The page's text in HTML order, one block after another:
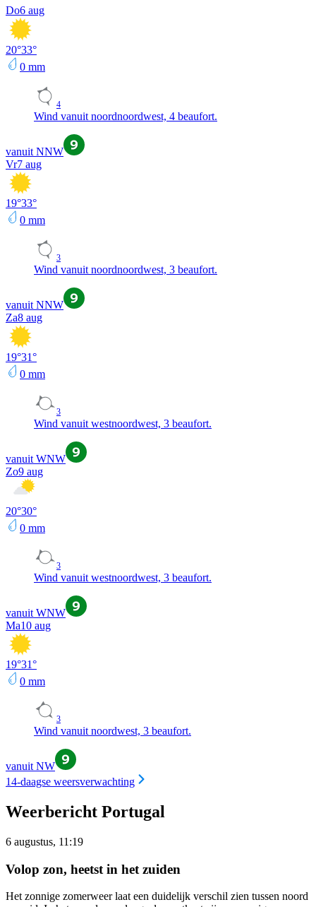
Do6 aug
20°33°
0 mm
4
Wind vanuit noordnoordwest, 4 beaufort.
vanuit NNW
Vr7 aug
19°33°
0 mm
3
Wind vanuit noordnoordwest, 3 beaufort.
vanuit NNW
Za8 aug
19°31°
0 mm
3
Wind vanuit westnoordwest, 3 beaufort.
vanuit WNW
Zo9 aug
20°30°
0 mm
3
Wind vanuit westnoordwest, 3 beaufort.
vanuit WNW
Ma10 aug
19°31°
0 mm
3
Wind vanuit noordwest, 3 beaufort.
vanuit NW
14-daagse weersverwachting
Weerbericht Portugal
6 augustus, 11:19
Volop zon, heetst in het zuiden
Het zonnige zomerweer laat een duidelijk verschil zien tussen noord